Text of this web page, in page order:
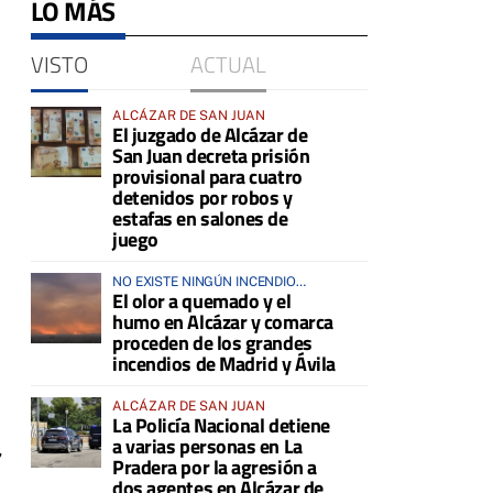
LO MÁS
VISTO ACTUAL
ALCÁZAR DE SAN JUAN
El juzgado de Alcázar de
San Juan decreta prisión
provisional para cuatro
detenidos por robos y
estafas en salones de
juego
NO EXISTE NINGÚN INCENDIO
ACTIVO EN LA COMARCA
El olor a quemado y el
humo en Alcázar y comarca
proceden de los grandes
incendios de Madrid y Ávila
ALCÁZAR DE SAN JUAN
La Policía Nacional detiene
a varias personas en La
Pradera por la agresión a